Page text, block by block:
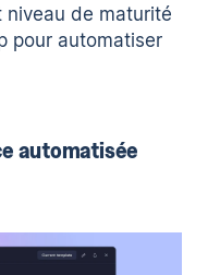
niveau de maturité
pour automatiser
automatisée